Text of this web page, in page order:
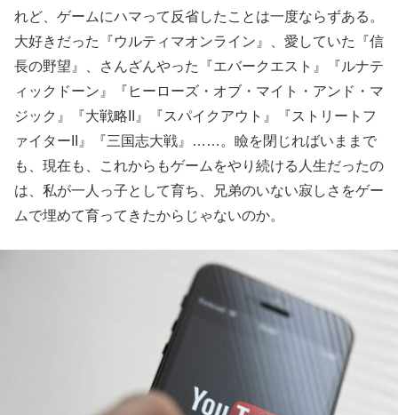
れど、ゲームにハマって反省したことは一度ならずある。
大好きだった『ウルティマオンライン』、愛していた『信
長の野望』、さんざんやった『エバークエスト』『ルナテ
ィックドーン』『ヒーローズ・オブ・マイト・アンド・マ
ジック』『大戦略II』『スパイクアウト』『ストリートフ
ァイターII』『三国志大戦』……。瞼を閉じればいままで
も、現在も、これからもゲームをやり続ける人生だったの
は、私が一人っ子として育ち、兄弟のいない寂しさをゲー
ムで埋めて育ってきたからじゃないのか。